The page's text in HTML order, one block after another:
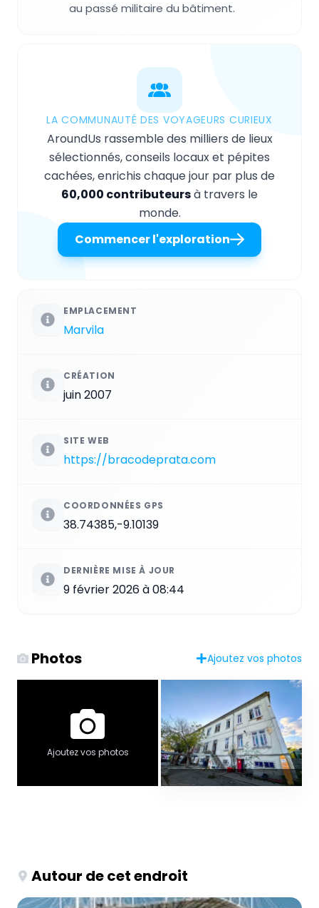
au passé militaire du bâtiment.
LA COMMUNAUTÉ DES VOYAGEURS CURIEUX
AroundUs rassemble des milliers de lieux
sélectionnés, conseils locaux et pépites
cachées, enrichis chaque jour par plus de
60,000 contributeursà travers le
monde.
Commencer l'exploration
EMPLACEMENT
Marvila
CRÉATION
juin 2007
SITE WEB
https://bracodeprata.com
COORDONNÉES GPS
38.74385,-9.10139
DERNIÈRE MISE À JOUR
9 février 2026 à 08:44
Photos Ajoutez vos photos
Ajoutez vos photos
Autour de cet endroit